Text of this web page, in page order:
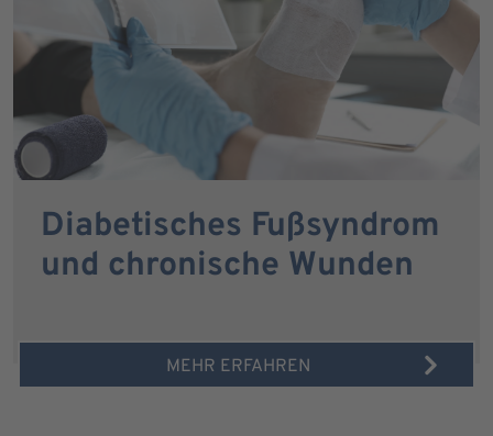
Diabetisches Fußsyndrom
und chronische Wunden
MEHR ERFAHREN